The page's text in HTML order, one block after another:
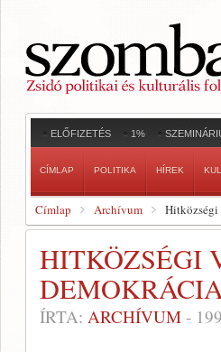
ELŐFIZETÉS 1%
CÍMLAP POLITIKA HÍREK
Címlap Archívum Hitközségi
HITKÖZSÉGI
ÍRTA: ARCHÍVUM -